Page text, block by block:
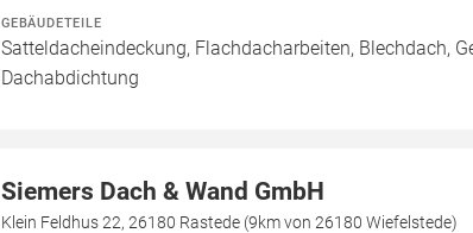
GEBÄUDETEILE
Satteldacheindeckung, Flachdacharbeiten, Blechdach,
Dachabdichtung
Siemers Dach & Wand GmbH
Klein Feldhus 22, 26180 Rastede (9km von 26180 Wiefelstede)